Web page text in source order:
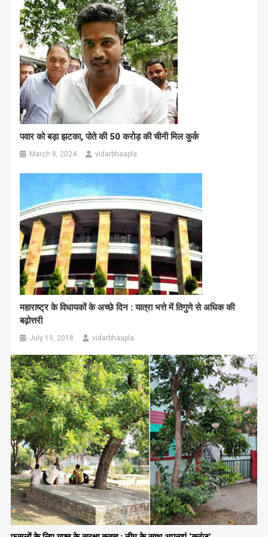
पवार को बड़ा झटका, पोते की 50 करोड़ की चीनी मिल कुर्क
March 8, 2024 vidarbhaapla
महाराष्ट्र के विधायकों के अच्छे दिन : यात्रा भत्ते में तिगुणे से अधिक की
बढ़ोत्तरी
July 19, 2018 vidarbhaapla